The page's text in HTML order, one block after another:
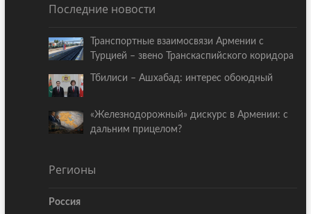
Последние новости
Транспортные взаимосвязи Армении с
Турцией – звено Транскаспийского коридора
Тбилиси – Ашхабад: интерес обоюдный
«Железнодорожный» дискурс в Армении: с
дальним прицелом?
Регионы
Россия